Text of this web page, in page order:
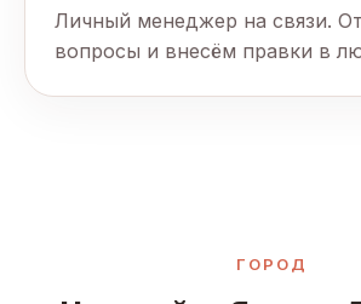
Личный менеджер на связи.
вопросы и внесём правки в
ГОРОД